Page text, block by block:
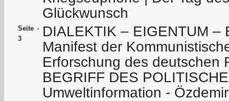
Glückwunsch
Seite
3
- DIALEKTIK – EIGENTUM –
Manifest der
Erforschung des deutschen
BEGRIFF DES
Umweltinformation - Özdemir